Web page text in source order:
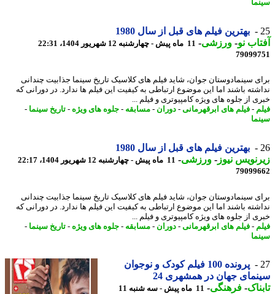
بهترین فیلم های قبل از سال 1980
نو- ورزشی-11 ماه پیش - چهارشنبه 12 شهریور 1404، 22:31
سینمادوستان جوان، شاید فیلم های کلاسیک تاریخ سینما جذابیت چندانی
باشند اما این موضوع ارتباطی به کیفیت این فیلم ها ندارد. در دورانی که
از جلوه های ویژه کامپیوتری و فیلم ...
-فیلم های ابرقهرمانی-دوران- مسابقه-جلوه های ویژه -تاریخ سینما-
بهترین فیلم های قبل از سال 1980
نیوز-ورزشی-11 ماه پیش - چهارشنبه 12 شهریور 1404، 22:17
سینمادوستان جوان، شاید فیلم های کلاسیک تاریخ سینما جذابیت چندانی
باشند اما این موضوع ارتباطی به کیفیت این فیلم ها ندارد. در دورانی که
از جلوه های ویژه کامپیوتری و فیلم ...
-فیلم های ابرقهرمانی-دوران- مسابقه-جلوه های ویژه -تاریخ سینما-
پرونده 100 فیلم کودک و نوجوان
جهان در همشهری 24
-فرهنگی-
11 ماه پیش - سه شنبه 11